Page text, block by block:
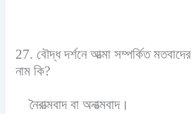
27. বৌদ্ধ দর্শনে আত্মা সম্পর্কিত মতবাদের
নাম কি?
নৈরাত্মবাদ বা অনাত্মবাদ।